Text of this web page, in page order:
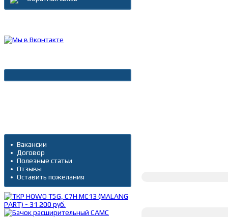
Вакансии
Договор
Полезные статьи
Отзывы
Оставить пожелания